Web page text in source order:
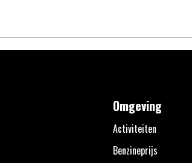
Omgeving
Activiteiten
Benzineprijs